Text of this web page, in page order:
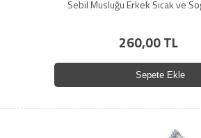
Sebil Musluğu Erkek Sıcak ve
260,00 TL
Sepete Ekle